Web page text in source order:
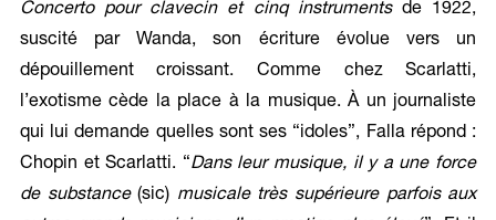
Concerto pour clavecin et cinq instrumentsde 1922,
suscité par Wanda, son écriture évolue vers un
dépouillement croissant. Comme chez Scarlatti,
l’exotisme cède la place à la musique. À un journaliste
qui lui demande quelles sont ses “idoles”, Falla répond :
Chopin et Scarlatti. “Dans leur musique, il y a une force
de substance(sic) musicale très supérieure parfois aux